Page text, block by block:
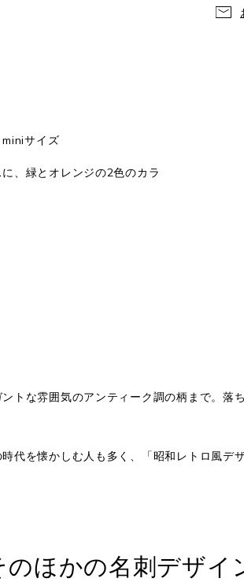
サイズ
、緑とオレンジの2色のカラ
トな雰囲気のアンティーク調の柄まで。
代を懐かしむ人も多く、「昭和レトロ風デ
のほかの名刺デザイ